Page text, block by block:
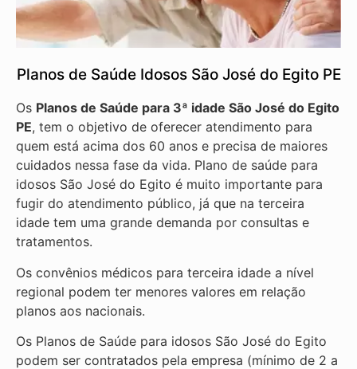
Planos de Saúde Idosos São José do Egito PE
Os Planos de Saúde para 3ª idade São José do Egito
PE, tem o objetivo de oferecer atendimento para
quem está acima dos 60 anos e precisa de maiores
cuidados nessa fase da vida. Plano de saúde para
idosos São José do Egito é muito importante para
fugir do atendimento público, já que na terceira
idade tem uma grande demanda por consultas e
tratamentos.
Os convênios médicos para terceira idade a nível
regional podem ter menores valores em relação
planos aos nacionais.
Os Planos de Saúde para idosos São José do Egito
podem ser contratados pela empresa (mínimo de 2 a